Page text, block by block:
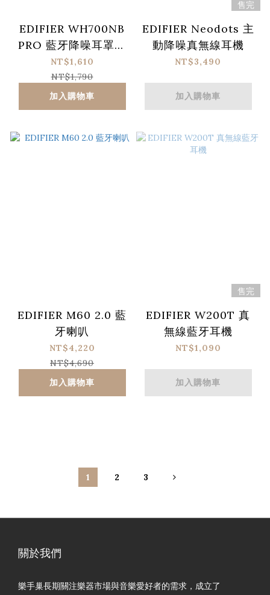
EDIFIER WH700NB
PRO 藍牙降噪耳罩耳
機
NT$1,610
NT$1,790
加入購物車
售完
EDIFIER Neodots 主
動降噪真無線耳機
NT$3,490
加入購物車
EDIFIER M60 2.0 藍
牙喇叭
NT$4,220
NT$4,690
加入購物車
售完
EDIFIER W200T 真
無線藍牙耳機
NT$1,090
加入購物車
1 2 3
關於我們
樂手巢長期關注樂器市場與音樂愛好者的需求，成立了